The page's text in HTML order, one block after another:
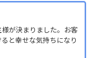
が決まりました。お客
と幸せな気持ちになり